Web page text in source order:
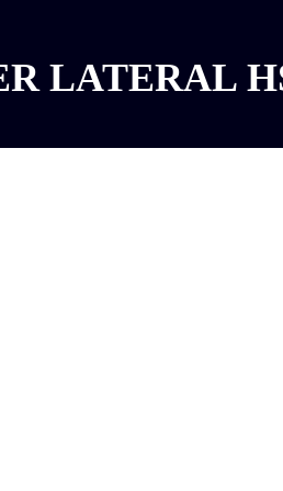
LATERAL